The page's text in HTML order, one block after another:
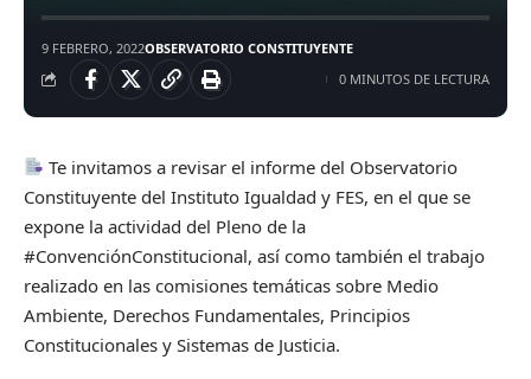
9 FEBRERO, 2022OBSERVATORIO CONSTITUYENTE
0 MINUTOS DE LECTURA
Te invitamos a revisar el informe del Observatorio
Constituyente del Instituto Igualdad y FES, en el que se
expone la actividad del Pleno de la
#ConvenciónConstitucional, así como también el trabajo
realizado en las comisiones temáticas sobre Medio
Ambiente, Derechos Fundamentales, Principios
Constitucionales y Sistemas de Justicia.